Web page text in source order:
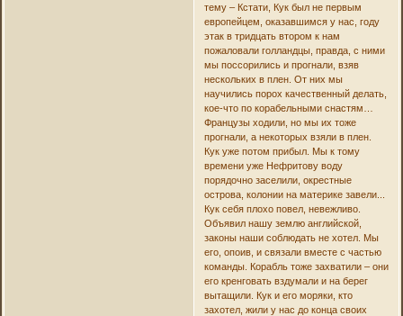
тему – Кстати, Кук был не первым
европейцем, оказавшимся у нас, году
этак в тридцать втором к нам
пожаловали голландцы, правда, с ними
мы поссорились и прогнали, взяв
нескольких в плен. От них мы
научились порох качественный делать,
кое-что по корабельными снастям…
Французы ходили, но мы их тоже
прогнали, а некоторых взяли в плен.
Кук уже потом прибыл. Мы к тому
времени уже Нефритову воду
порядочно заселили, окрестные
острова, колонии на материке завели...
Кук себя плохо повел, невежливо.
Объявил нашу землю английской,
законы наши соблюдать не хотел. Мы
его, опоив, и связали вместе с частью
команды. Корабль тоже захватили – они
его кренговать вздумали и на берег
вытащили. Кук и его моряки, кто
захотел, жили у нас до конца своих